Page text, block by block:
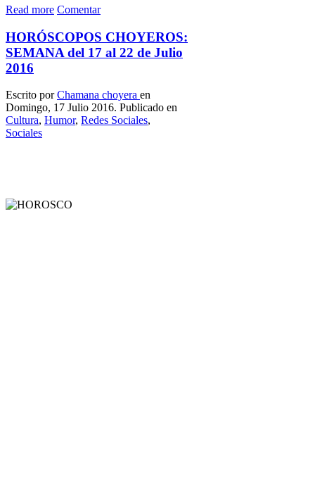
Read more Comentar
HORÓSCOPOS CHOYEROS:
SEMANA del 17 al 22 de Julio
2016
Escrito porChamana choyera en
Domingo, 17 Julio 2016. Publicado en
Cultura, Humor, Redes Sociales,
Sociales